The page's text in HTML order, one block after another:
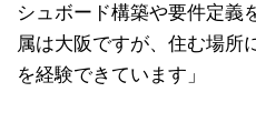
シュボード構築や要件定義
属は大阪ですが、住む場所
を経験できています」